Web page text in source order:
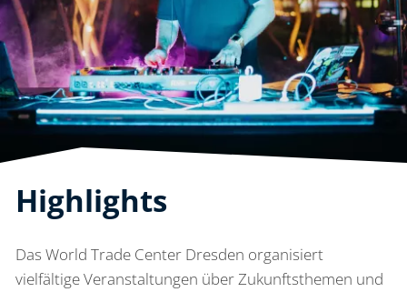
Highlights
Das World Trade Center Dresden organisiert
vielfältige Veranstaltungen über Zukunftsthemen und